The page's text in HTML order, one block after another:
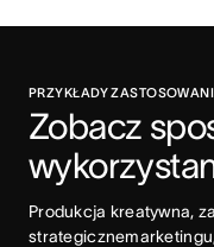
PRZYKŁADY
Zobacz
Produkcja kreatywna,